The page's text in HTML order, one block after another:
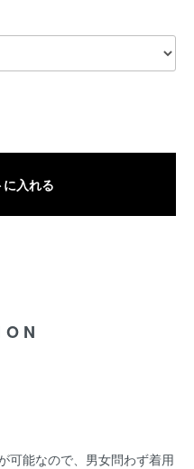
に入れる
可能なので、男女問わず着用